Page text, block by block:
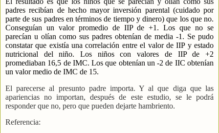
padres recibían de hecho mayor inversión parental (cuidado por
parte de sus padres en términos de tiempo y dinero) que los que no.
Conseguían un valor promedio de IIP de +1. Los que no se
parecían u olían como sus padres obtenían de media -1. Se pudo
constatar que existía una correlación entre el valor de IIP y estado
nutricional del niño. Los niños con valores de IIP de +2
promediaban 16,5 de IMC. Los que obtenían un -2 de IIC obtenían
un valor medio de IMC de 15.
El parecerse al presunto padre importa. Y al que diga que las
apariencias no importan, después de este estudio, se le podrá
responder que no, pero que pueden dejarte hambriento.
Referencia: